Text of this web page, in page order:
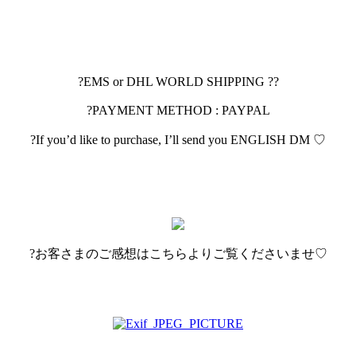
?EMS or DHL WORLD SHIPPING ??
?PAYMENT METHOD : PAYPAL
?If you’d like to purchase, I’ll send you ENGLISH DM ♡
?お客さまのご感想はこちらよりご覧くださいませ♡